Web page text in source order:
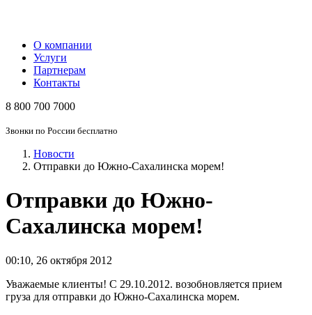
О компании
Услуги
Партнерам
Контакты
8 800 700 7000
Звонки по России бесплатно
Новости
Отправки до Южно-Сахалинска морем!
Отправки до Южно-
Сахалинска морем!
00:10, 26 октября 2012
Уважаемые клиенты! С 29.10.2012. возобновляется прием
груза для отправки до Южно-Сахалинска морем.